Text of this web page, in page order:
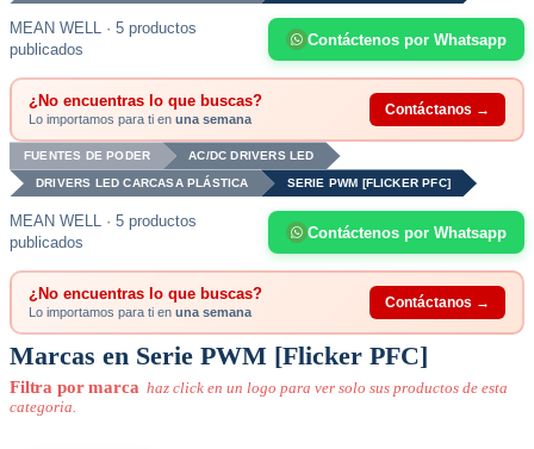
MEAN WELL · 5 productos
publicados
Contáctenos por Whatsapp
¿No encuentras lo que buscas?
Lo importamos para ti en una semana
Contáctanos →
FUENTES DE PODER AC/DC DRIVERS LED
DRIVERS LED CARCASA PLÁSTICA SERIE PWM [FLICKER PFC]
MEAN WELL · 5 productos
publicados
Contáctenos por Whatsapp
¿No encuentras lo que buscas?
Lo importamos para ti en una semana
Contáctanos →
Marcas en Serie PWM [Flicker PFC]
Filtra por marca haz click en un logo para ver solo sus productos de esta
categoria.